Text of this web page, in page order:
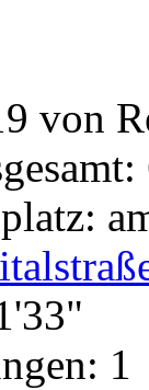
von
1